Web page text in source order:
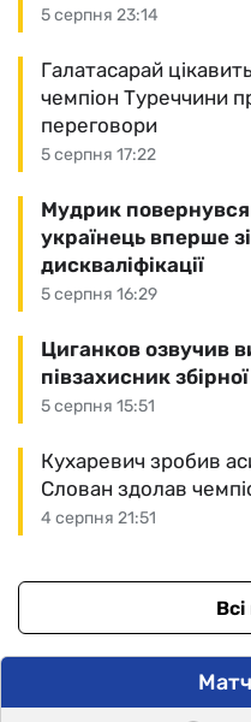
5 серпня 23:14
5 серпня 17:22
Галатасарай
чемпіон Туреччини
переговори
5 серпня 16:29
Мудрик
українець вперше
дискваліфікації
5 серпня 15:51
Циганков озвучив
півзахисник
4 серпня 21:51
Кухаревич зробив
Слован здолав